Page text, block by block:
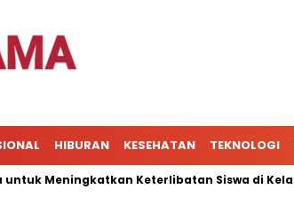
HIBURAN KESEHATAN TEKNOLOGI
Meningkatkan Keterlibatan Siswa di Kelas